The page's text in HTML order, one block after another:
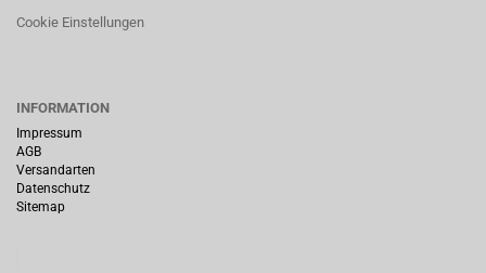
Cookie Einstellungen
INFORMATION
Impressum
AGB
Versandarten
Datenschutz
Sitemap